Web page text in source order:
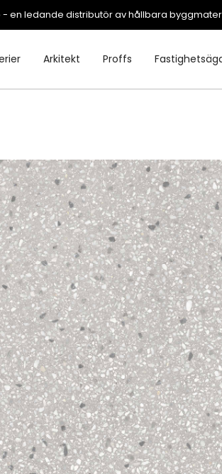
- en ledande distributör av hållbara
Arkitekt Proffs